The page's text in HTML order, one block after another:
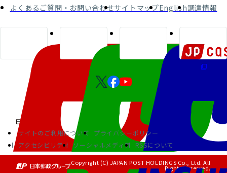
よくあるご質問・お問い合わせサイトマップEnglish調達情報
サイトのご利用について
プライバシーポリシー
アクセシビリティ
ソーシャルメディア RSSについて
Copyright (C) JAPAN POST HOLDINGS Co., Ltd. All
Rights Reserved.